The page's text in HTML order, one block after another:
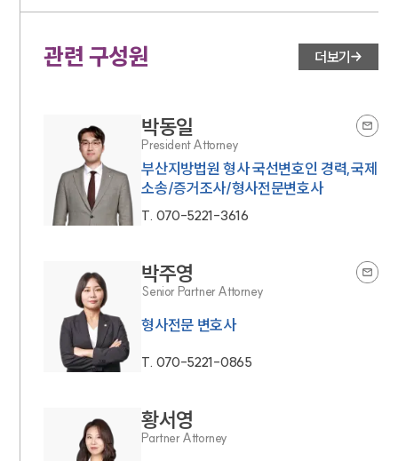
관련 구성원 더보기
박동일
President Attorney
부산지방법원 형사 국선변호인 경력,국제
소송/증거조사/형사전문변호사
T. 070-5221-3616
박주영
Senior Partner Attorney
형사전문 변호사
T. 070-5221-0865
황서영
Partner Attorney